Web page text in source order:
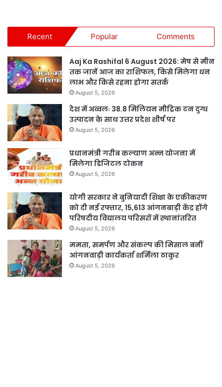
Recent Popular Comments
Aaj Ka Rashifal 6 August 2026: मेष से मीन
तक जानें आज का राशिफल, किसे मिलेगा धन
लाभ और किसे रहना होगा सतर्क
August 5, 2026
देश में अव्वलः 38.8 मिलियन मीट्रिक टन दुग्ध
उत्पादन के साथ उत्तर प्रदेश शीर्ष पर
August 5, 2026
प्रधानमंत्री गरीब कल्याण अन्न योजना में
मिलेगा डिजिटल टोकन
August 5, 2026
योगी सरकार ने बुनियादी शिक्षा के एकीकरण
को दी नई रफ्तार, 15,613 आंगनबाड़ी केंद्र होंगे
परिषदीय विद्यालय परिसरों में स्थानांतरित
August 5, 2026
ममता, समर्पण और संकल्प की मिसाल बनीं
आंगनवाड़ी कार्यकर्ता शर्मिला ठाकुर
August 5, 2026